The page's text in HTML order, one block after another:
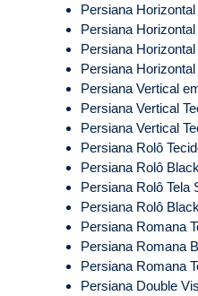
Persiana
Persiana
Persiana
Persiana
Persiana Vertical
Persiana Vertical
Persiana Vertical
Persiana Rolô
Persiana Rolô
Persiana Rolô Tela
Persiana Rolô
Persiana Romana
Persiana Romana
Persiana Romana
Persiana Double